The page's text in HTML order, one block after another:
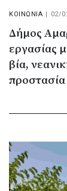
ΚΟΙΝΩΝΙΑ | 02/
Δήμος
εργασίας
βία,
προστασία